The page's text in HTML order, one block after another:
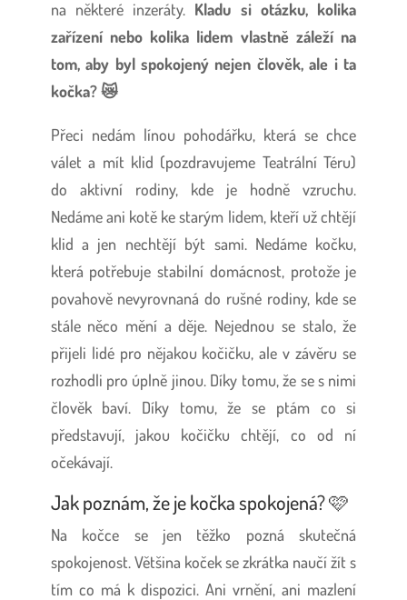
na některé inzeráty. Kladu si otázku, kolika
zařízení nebo kolika lidem vlastně záleží na
tom, aby byl spokojený nejen člověk, ale i ta
kočka? 😿
Přeci nedám línou pohodářku, která se chce
válet a mít klid (pozdravujeme Teatrální Téru)
do aktivní rodiny, kde je hodně vzruchu.
Nedáme ani kotě ke starým lidem, kteří už chtějí
klid a jen nechtějí být sami. Nedáme kočku,
která potřebuje stabilní domácnost, protože je
povahově nevyrovnaná do rušné rodiny, kde se
stále něco mění a děje. Nejednou se stalo, že
přijeli lidé pro nějakou kočičku, ale v závěru se
rozhodli pro úplně jinou. Díky tomu, že se s nimi
člověk baví. Díky tomu, že se ptám co si
představují, jakou kočičku chtějí, co od ní
očekávají.
Jak poznám, že je kočka spokojená? 🩷
Na kočce se jen těžko pozná skutečná
spokojenost. Většina koček se zkrátka naučí žít s
tím co má k dispozici. Ani vrnění, ani mazlení